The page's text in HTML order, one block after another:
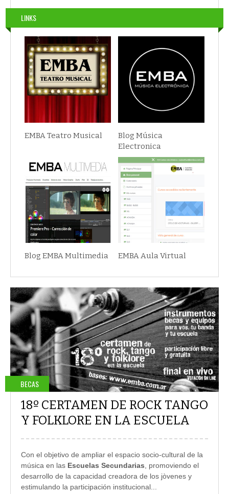
LINKS
EMBA Teatro Musical
Blog Música
Electronica
Blog EMBA Multimedia EMBA Aula Virtual
BECAS
18º CERTAMEN DE ROCK TANGO
Y FOLKLORE EN LA ESCUELA
Con el objetivo de ampliar el espacio socio-cultural de la
música en las Escuelas Secundarias , promoviendo el
desarrollo de la capacidad creadora de los jòvenes y
estimulando la participación institucional